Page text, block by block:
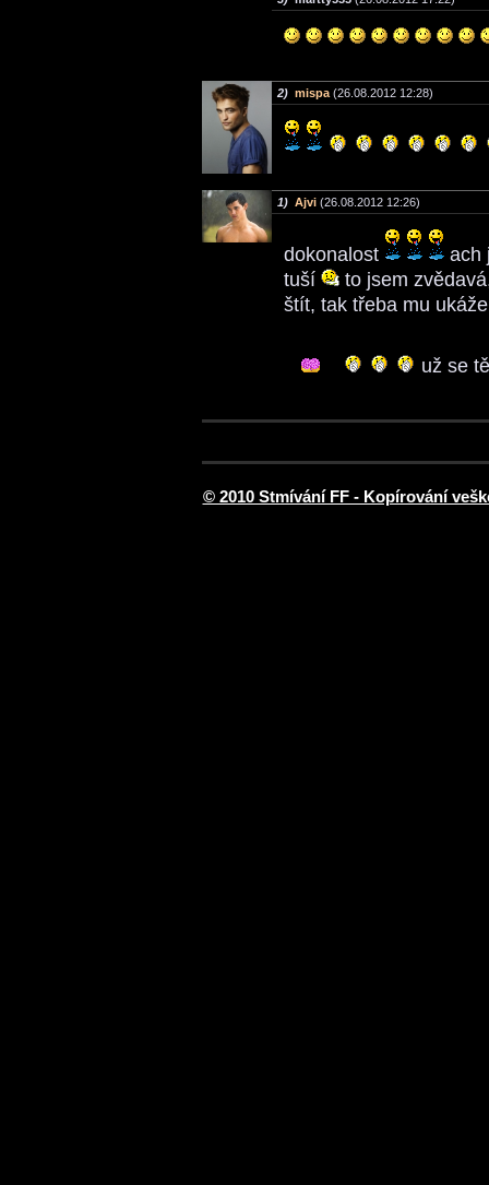
2) mispa (26.08.2012 12:28)
1) Ajvi (26.08.2012 12:26)
dokonalost
ach
tuší
to jsem
štít, tak třeba mu
už se
© 2010 Stmívání FF - Kopírování